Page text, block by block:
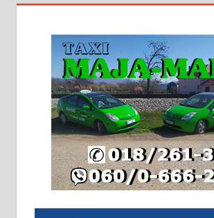
стамбене целине једна уз
2х150м2, две гараже,
грејање на гас и
адресе. 063/71-74-023
Издајем комплетно
халу на Житковачком
плацу површине око 7
064/321-80-51; 063/102-35-25
На продају легализована,